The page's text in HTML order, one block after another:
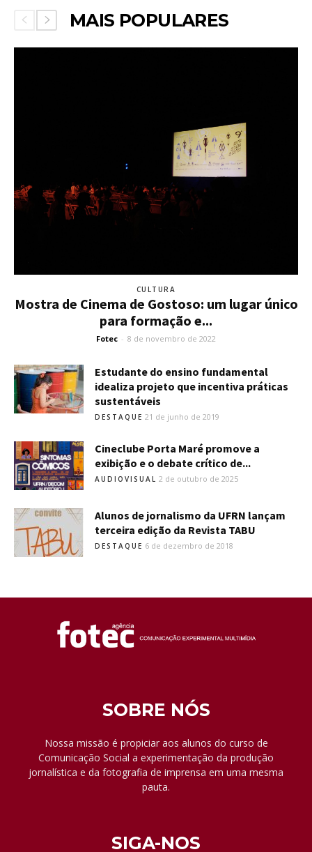
MAIS POPULARES
CULTURA
Mostra de Cinema de Gostoso: um lugar único
para formação e...
Fotec - 8 de novembro de 2022
Estudante do ensino fundamental
idealiza projeto que incentiva práticas
sustentáveis
DESTAQUE 21 de junho de 2019
Cineclube Porta Maré promove a
exibição e o debate crítico de...
AUDIOVISUAL 2 de outubro de 2025
Alunos de jornalismo da UFRN lançam
terceira edição da Revista TABU
DESTAQUE 6 de dezembro de 2018
SOBRE NÓS
Nossa missão é propiciar aos alunos do curso de
Comunicação Social a experimentação da produção
jornalística e da fotografia de imprensa em uma mesma
pauta.
SIGA-NOS